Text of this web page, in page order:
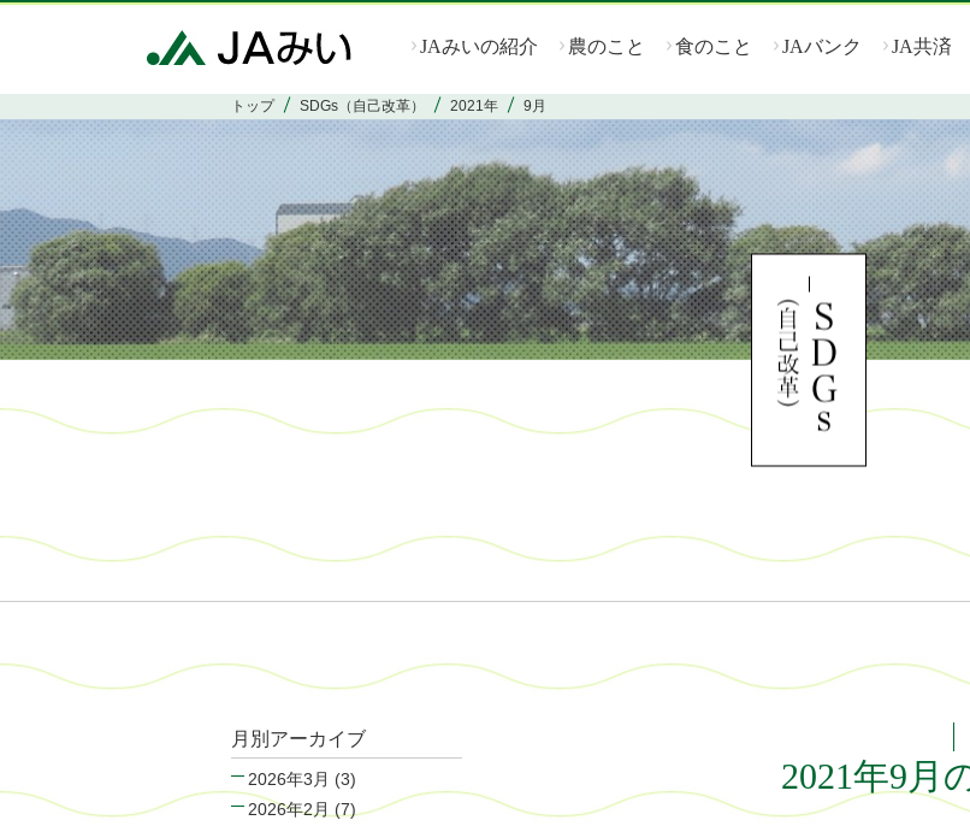
JAみいの紹介 農のこと 食のこと JAバンク JA共済
トップ SDGs（自己改革） 2021年 9月
2021年9月
月別アーカイブ
2026年3月 (3)
2026年2月 (7)